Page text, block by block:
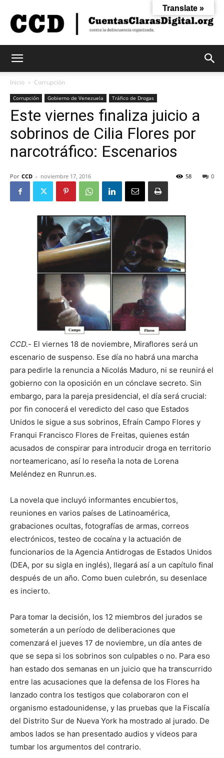
Claras
Digital
Inicio Corrupción
Corrupción Gobierno de Venezuela Tráfico de Drogas
Este viernes finaliza juicio a
sobrinos de Cilia Flores por
narcotráfico: Escenarios
Por CCD - noviembre 17, 2016 0
58
CCD.- El viernes 18 de noviembre, Miraflores será un
escenario de suspenso. Ese día no habrá una marcha
para pedirle la renuncia a Nicolás Maduro, ni se reunirá el
gobierno con la oposición en un cónclave secreto. Sin
embargo, para la pareja presidencial, el día será crucial:
por fin conocerá el veredicto del caso que Estados
Unidos le sigue a sus sobrinos, Efraín Campo Flores y
Franqui Francisco Flores de Freitas, quienes están
acusados de conspirar para introducir droga en territorio
norteamericano, así lo reseña la nota de Lorena
Meléndez en Runrun.es.
La novela que incluyó informantes encubiertos,
reuniones en varios países de Latinoamérica,
grabaciones ocultas, fotografías de armas, correos
electrónicos, testeo de cocaína y la actuación de
funcionarios de la Agencia Antidrogas de Estados Unidos
(DEA, por su sigla en inglés), llegará así a un capítulo final
después de un año. Como buen culebrón, su desenlace
es incierto.
Para tomar la decisión, los 12 miembros del jurados se
someterán a un período de deliberaciones que
comenzará el jueves 17 de noviembre, un día antes de
que se sepa si los sobrinos son culpables o no. Para eso
han estado dos semanas en un juicio que ha transcurrido
entre las acusaciones que la defensa de los Flores ha
lanzado contra los testigos que colaboraron con el
organismo estadounidense, y las pruebas que la Fiscalía
del Distrito Sur de Nueva York ha mostrado al jurado. De
ambos lados se han presentado audios y videos para
tumbar los argumentos del contrario.
Translate »